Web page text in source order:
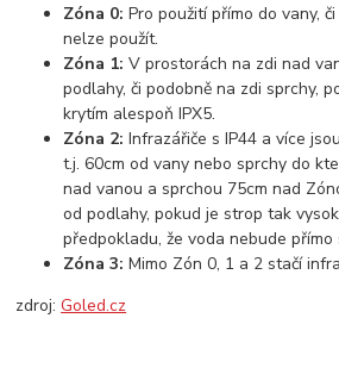
Zóna 0: Pro použití přímo do vany,
nelze použít.
Zóna 1: V prostorách na zdi nad
podlahy, či podobně na zdi sprchy,
krytím alespoň IPX5.
Zóna 2: Infrazářiče s IP44 a více
t.j. 60cm od vany nebo sprchy do
nad vanou a sprchou 75cm nad
od podlahy, pokud je strop tak
předpokladu, že voda nebude
Zóna 3: Mimo Zón 0, 1 a 2 stačí
zdroj:Goled.cz